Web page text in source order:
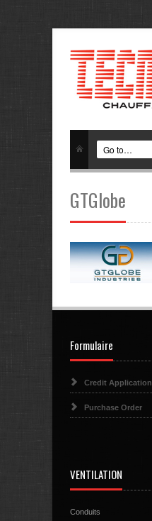
GTGlobe
Formulaire
Credit Application
Purchase Order
VENTILATION
Conduits